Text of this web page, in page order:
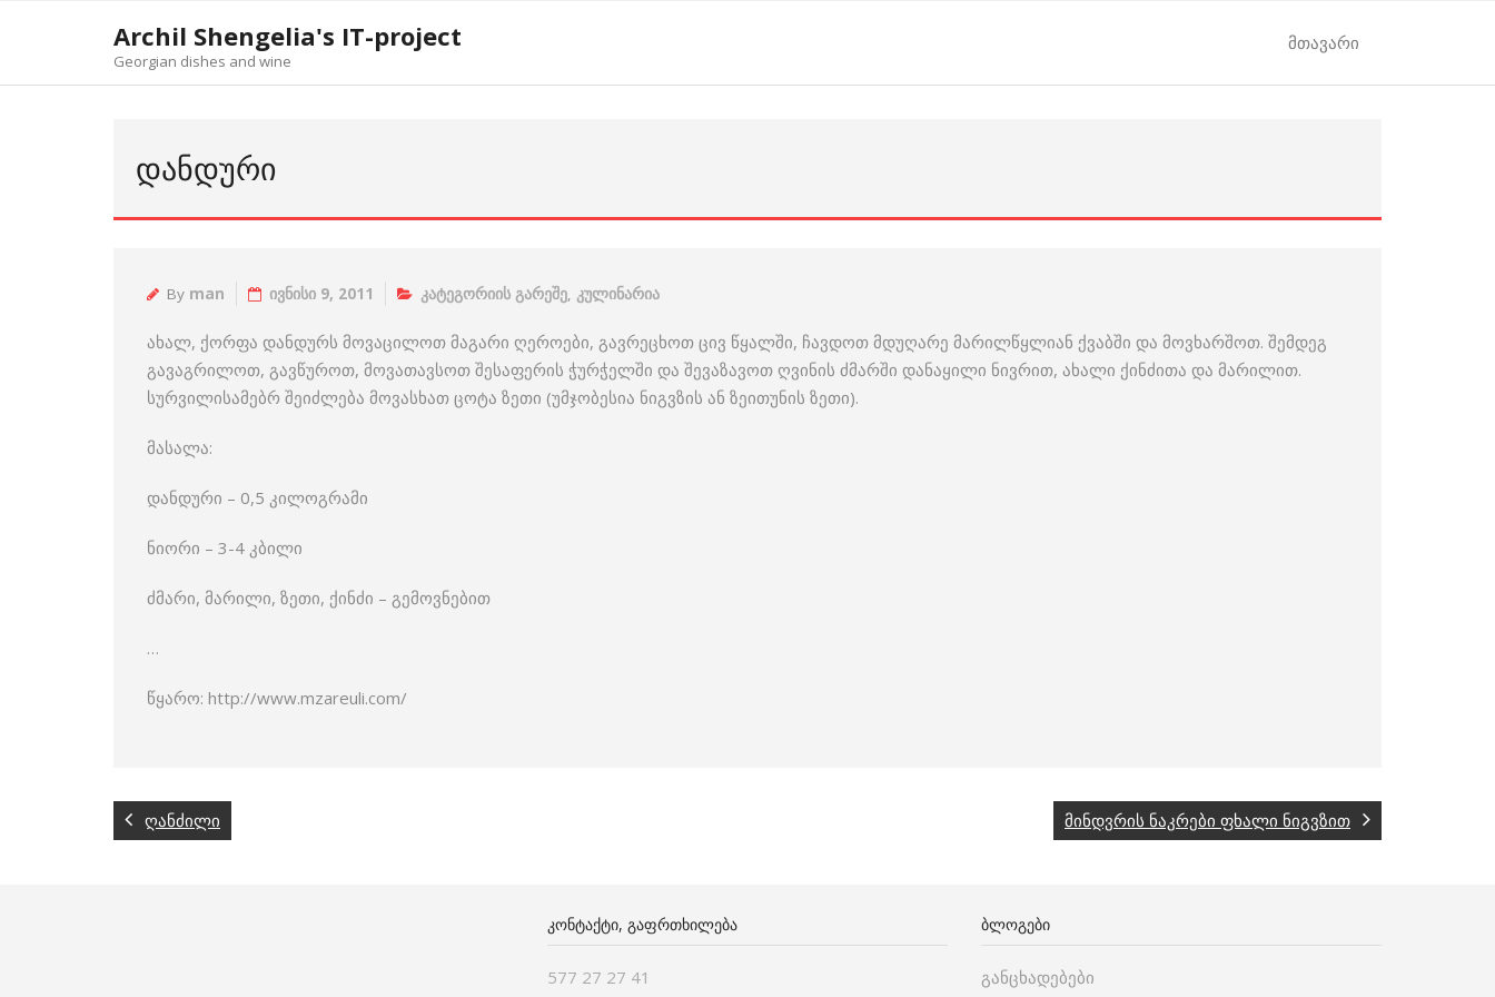
Archil Shengelia's IT-project
Georgian dishes and wine
მთავარი
ᲓᲐᲜᲓᲣᲠᲘ
By man ივნისი 9, 2011 კატეგორიის გარეშე, კულინარია
ახალ, ქორფა დანდურს მოვაცილოთ მაგარი ღეროები, გავრეცხოთ ცივ წყალში, ჩავდოთ მდუღარე მარილწყლიან ქვაბში და მოვხარშოთ. შემდეგ
გავაგრილოთ, გავწუროთ, მოვათავსოთ შესაფერის ჭურჭელში და შევაზავოთ ღვინის ძმარში დანაყილი ნივრით, ახალი ქინძითა და მარილით.
სურვილისამებრ შეიძლება მოვასხათ ცოტა ზეთი (უმჯობესია ნიგვზის ან ზეითუნის ზეთი).
მასალა:
დანდური – 0,5 კილოგრამი
ნიორი – 3-4 კბილი
ძმარი, მარილი, ზეთი, ქინძი – გემოვნებით
…
წყარო: http://www.mzareuli.com/
ღანძილი მინდვრის ნაკრები ფხალი ნიგვზით
ᲙᲝᲜᲢᲐᲥᲢᲘ, ᲒᲐᲤᲠᲗᲮᲘᲚᲔᲑᲐ
577 27 27 41
ᲑᲚᲝᲒᲔᲑᲘ
განცხადებები